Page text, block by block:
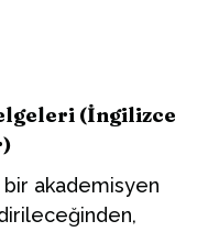
(İngilizce
akademisyen